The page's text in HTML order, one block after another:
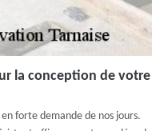
la conception de votre
forte demande de nos jours.